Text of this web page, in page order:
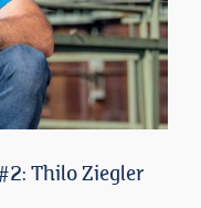
Thilo Ziegler